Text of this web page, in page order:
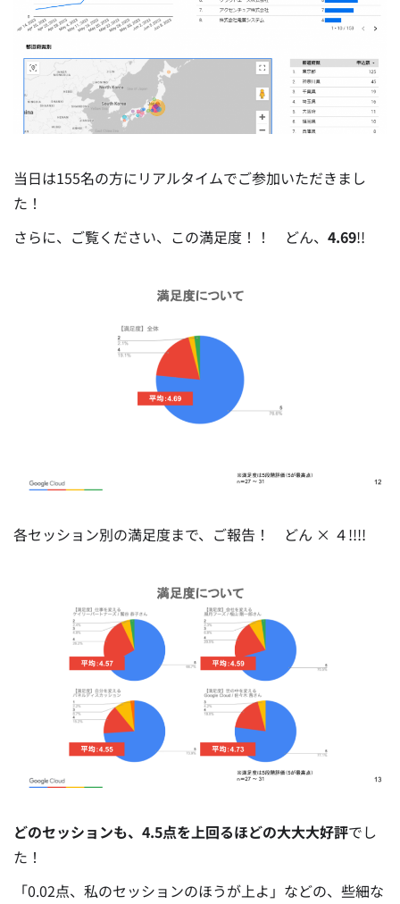
当日は155名の方にリアルタイムでご参加いただきまし
た！
さらに、ご覧ください、この満足度！！ どん、 4.69!!
各セッション別の満足度まで、ご報告！ どん × ４!!!!
どのセッションも、4.5点を上回るほどの大大大好評でし
た！
「0.02点、私のセッションのほうが上よ」などの、些細な